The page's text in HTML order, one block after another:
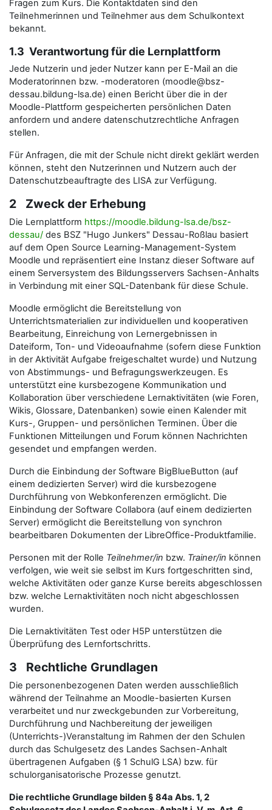
Fragen zum Kurs. Die Kontaktdaten sind den
Teilnehmerinnen und Teilnehmer aus dem Schulkontext
bekannt.
1.3 Verantwortung für die Lernplattform
Jede Nutzerin und jeder Nutzer kann per E-Mail an die
Moderatorinnen bzw. -moderatoren (moodle@bsz-
dessau.bildung-lsa.de) einen Bericht über die in der
Moodle-Plattform gespeicherten persönlichen Daten
anfordern und andere datenschutzrechtliche Anfragen
stellen.
Für Anfragen, die mit der Schule nicht direkt geklärt werden
können, steht den Nutzerinnen und Nutzern auch der
Datenschutzbeauftragte des LISA zur Verfügung.
2 Zweck der Erhebung
Die Lernplattform https://moodle.bildung-lsa.de/bsz-
dessau/ des BSZ "Hugo Junkers" Dessau-Roßlau basiert
auf dem Open Source Learning-Management-System
Moodle und repräsentiert eine Instanz dieser Software auf
einem Serversystem des Bildungsservers Sachsen-Anhalts
in Verbindung mit einer SQL-Datenbank für diese Schule.
Moodle ermöglicht die Bereitstellung von
Unterrichtsmaterialien zur individuellen und kooperativen
Bearbeitung, Einreichung von Lernergebnissen in
Dateiform, Ton- und Videoaufnahme (sofern diese Funktion
in der Aktivität Aufgabe freigeschaltet wurde) und Nutzung
von Abstimmungs- und Befragungswerkzeugen. Es
unterstützt eine kursbezogene Kommunikation und
Kollaboration über verschiedene Lernaktivitäten (wie Foren,
Wikis, Glossare, Datenbanken) sowie einen Kalender mit
Kurs-, Gruppen- und persönlichen Terminen. Über die
Funktionen Mitteilungen und Forum können Nachrichten
gesendet und empfangen werden.
Durch die Einbindung der Software BigBlueButton (auf
einem dedizierten Server) wird die kursbezogene
Durchführung von Webkonferenzen ermöglicht. Die
Einbindung der Software Collabora (auf einem dedizierten
Server) ermöglicht die Bereitstellung von synchron
bearbeitbaren Dokumenten der LibreOffice-Produktfamilie.
Personen mit der Rolle Teilnehmer/in bzw. Trainer/in können
verfolgen, wie weit sie selbst im Kurs fortgeschritten sind,
welche Aktivitäten oder ganze Kurse bereits abgeschlossen
bzw. welche Lernaktivitäten noch nicht abgeschlossen
wurden.
Die Lernaktivitäten Test oder H5P unterstützen die
Überprüfung des Lernfortschritts.
3 Rechtliche Grundlagen
Die personenbezogenen Daten werden ausschließlich
während der Teilnahme an Moodle-basierten Kursen
verarbeitet und nur zweckgebunden zur Vorbereitung,
Durchführung und Nachbereitung der jeweiligen
(Unterrichts-)Veranstaltung im Rahmen der den Schulen
durch das Schulgesetz des Landes Sachsen-Anhalt
übertragenen Aufgaben (§ 1 SchulG LSA) bzw. für
schulorganisatorische Prozesse genutzt.
Die rechtliche Grundlage bilden § 84a Abs. 1, 2